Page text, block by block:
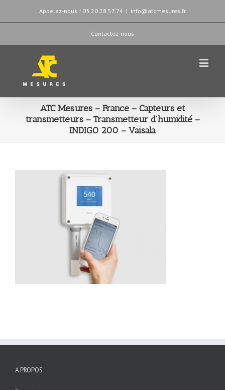
Appelez-nous ! 03.20.28.57.74 | info@atcmesures.fr
Contactez-nous
ATC Mesures – France – Capteurs et
transmetteurs – Transmetteur d’humidité –
INDIGO 200 – Vaisala
A PROPOS